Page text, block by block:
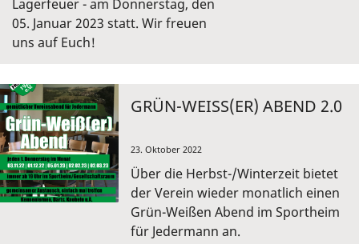
Lagerfeuer - am Donnerstag, den
05. Januar 2023 statt. Wir freuen
uns auf Euch!
GRÜN-WEISS(ER) ABEND 2.0
23. Oktober 2022
Über die Herbst-/Winterzeit bietet
der Verein wieder monatlich einen
Grün-Weißen Abend im Sportheim
für Jedermann an.